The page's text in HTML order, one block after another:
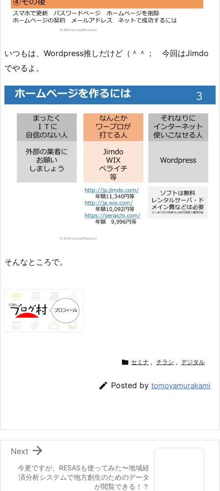
いつもは、Wordpress推しだけど（＾＾； 今回はJimdo
でやるよ。
そんなところで。
 セミナ , チラシ , デジタル
 Posted by tomoyamurakami
今更ですが、RESASも使ってみた〜地域経
済分析システムで地方創生のためのデータ
が閲覧できる！？

Next